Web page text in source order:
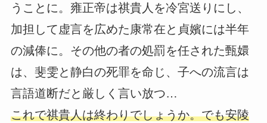
うことに。雍正帝は祺貴人を冷宮送りにし、
加担して虚言を広めた康常在と貞嬪には半年
の減俸に。その他の者の処罰を任された甄嬛
は、斐雯と静白の死罪を命じ、子への流言は
言語道断だと厳しく言い放つ…
これで祺貴人は終わりでしょうか。でも安陵